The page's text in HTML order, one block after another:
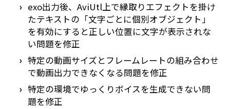
exo出力後、AviUtl上で縁取りエフェクトを掛け
たテキストの「文字ごとに個別オブジェクト」
を有効にすると正しい位置に文字が表示されな
い問題を修正
特定の動画サイズとフレームレートの組み合わせ
で動画出力できなくなる問題を修正
特定の環境でゆっくりボイスを生成できない問
題を修正